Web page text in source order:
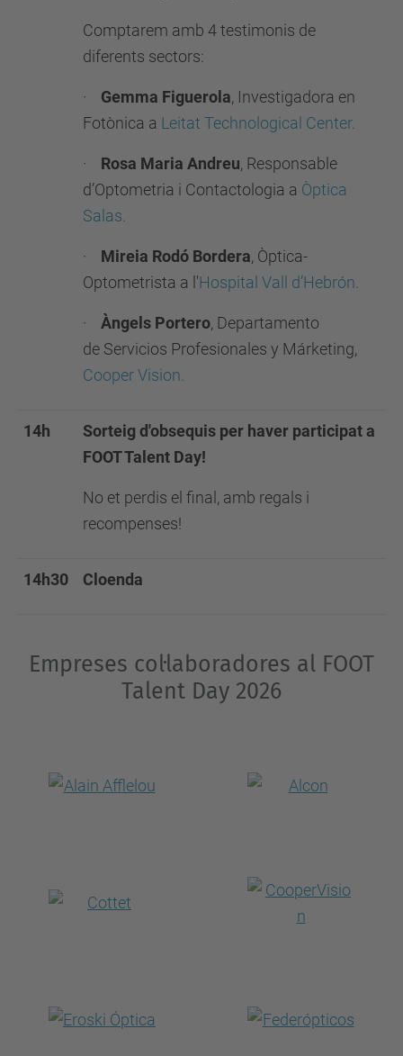
Comptarem amb 4 testimonis de
diferents sectors:
· Gemma Figuerola, Investigadora en
Fotònica a Leitat Technological Center.
· Rosa Maria Andreu, Responsable
d’Optometria i Contactologia a Òptica
Salas.
· Mireia Rodó Bordera, Òptica-
Optometrista a l'Hospital Vall d’Hebrón.
· Àngels Portero, Departamento
de Servicios Profesionales y Márketing,
Cooper Vision.
14h
Sorteig d'obsequis per haver participat a
FOOT Talent Day!
No et perdis el final, amb regals i
recompenses!
14h30 Cloenda
Empreses col·laboradores al FOOT
Talent Day 2026